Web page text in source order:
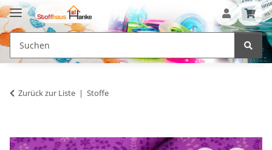
Zurück zur Liste Stoffe